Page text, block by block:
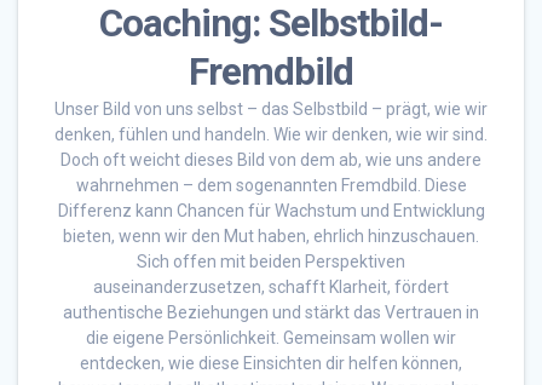
Coaching: Selbstbild-
Fremdbild
Unser Bild von uns selbst – das Selbstbild – prägt, wie wir
denken, fühlen und handeln. Wie wir denken, wie wir sind.
Doch oft weicht dieses Bild von dem ab, wie uns andere
wahr­nehmen – dem sogenannten Fremdbild. Diese
Differenz kann Chancen für Wachstum und Entwicklung
bieten, wenn wir den Mut haben, ehrlich hinzuschauen.
Sich offen mit beiden Perspektiven
auseinanderzusetzen, schafft Klarheit, fördert
authentische Beziehungen und stärkt das Vertrauen in
die eigene Persönlichkeit. Gemeinsam wollen wir
entdecken, wie diese Einsichten dir helfen können,